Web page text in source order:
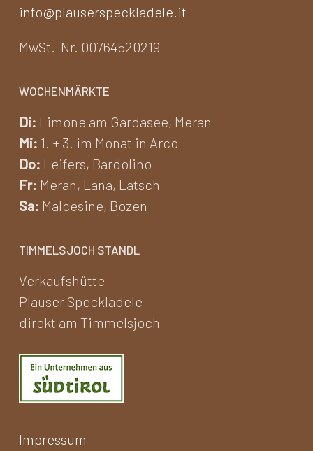
info@plauserspeckladele.it
MwSt.-Nr. 00764520219
WOCHENMÄRKTE
Di: Limone am Gardasee, Meran
Mi: 1. + 3. im Monat in Arco
Do: Leifers, Bardolino
Fr: Meran, Lana, Latsch
Sa: Malcesine, Bozen
TIMMELSJOCH STANDL
Verkaufshütte
Plauser Speckladele
direkt am Timmelsjoch
Impressum